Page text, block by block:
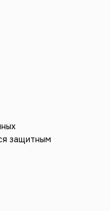
защитным